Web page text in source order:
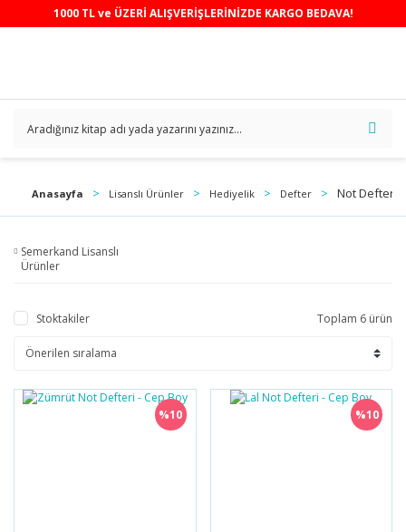
1000 TL ve ÜZERİ ALIŞVERİŞLERİNİZDE KARGO BEDAVA!
Anasayfa Lisanslı Ürünler Hediyelik Defter Not
Semerkand Lisanslı
Ürünler
Stoktakiler Toplam 6 ürün
%10 %10